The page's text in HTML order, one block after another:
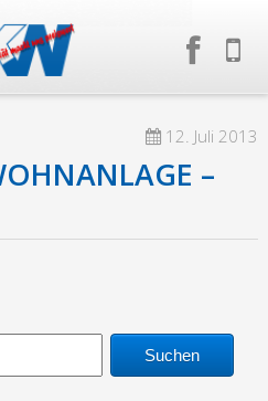
12. Juli 2013
–